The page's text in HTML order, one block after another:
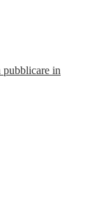
pubblicare in